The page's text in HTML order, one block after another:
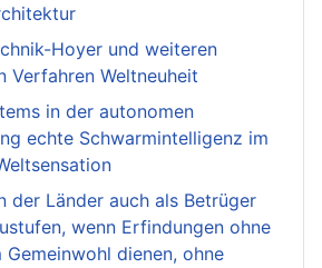
Hoyer und weiteren
Verfahren Weltneuheit
in der autonomen
echte Schwarmintelligenz im
der Länder auch als Betrüger
wenn Erfindungen ohne
Gemeinwohl dienen, ohne